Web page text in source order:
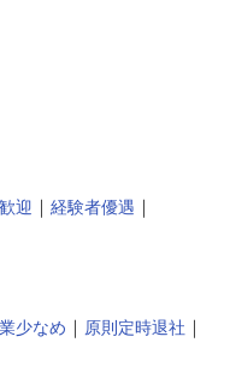
迎 ｜ 経験者優遇 ｜
少なめ ｜ 原則定時退社 ｜